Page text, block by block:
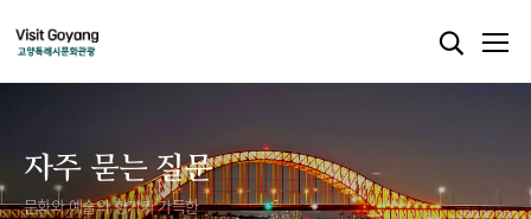
자주 묻는 질문
문화와 예술의 향기가 가득한